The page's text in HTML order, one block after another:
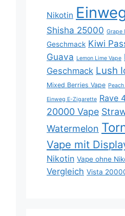
Nikotin
Shisha 25000 Grape
Geschmack Kiwi
Guava Lemon Lime Vape
Geschmack Lush
Mixed Berries Vape
Einweg E-Zigarette Rave
20000 Vape
Watermelon
Vape mit
Nikotin Vape ohne
Vergleich Vista